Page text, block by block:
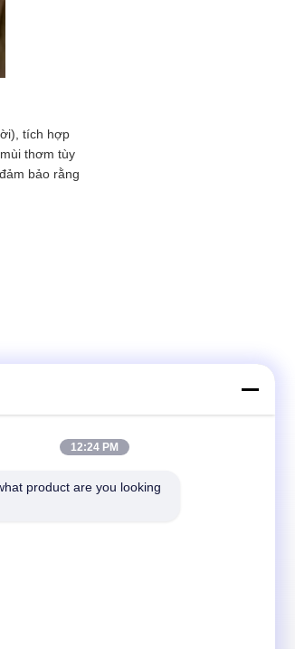
tích hợp
thơm tùy
bảo rằng
chúng tôi
tôi để được giảm giá và nhiều hơn
12:24 PM
product are you looking